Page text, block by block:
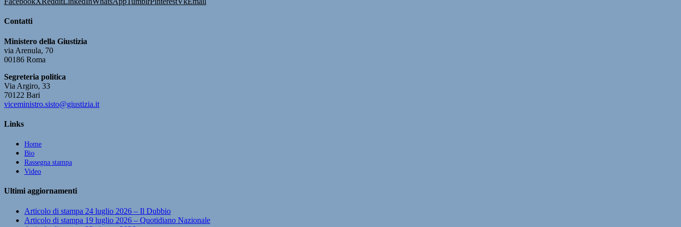
Contatti
Ministero della Giustizia
via Arenula, 70
00186 Roma
Segreteria politica
Via Argiro, 33
70122 Bari
viceministro.sisto@giustizia.it
Links
Home
Bio
Rassegna stampa
Video
Ultimi aggiornamenti
Articolo di stampa 24 luglio 2026 – Il Dubbio
Articolo di stampa 19 luglio 2026 – Quotidiano Nazionale